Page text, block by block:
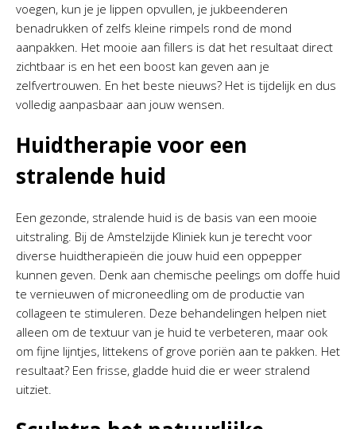
voegen, kun je je lippen opvullen, je jukbeenderen
benadrukken of zelfs kleine rimpels rond de mond
aanpakken. Het mooie aan fillers is dat het resultaat direct
zichtbaar is en het een boost kan geven aan je
zelfvertrouwen. En het beste nieuws? Het is tijdelijk en dus
volledig aanpasbaar aan jouw wensen.
Huidtherapie voor een
stralende huid
Een gezonde, stralende huid is de basis van een mooie
uitstraling. Bij de Amstelzijde Kliniek kun je terecht voor
diverse huidtherapieën die jouw huid een oppepper
kunnen geven. Denk aan chemische peelings om doffe huid
te vernieuwen of microneedling om de productie van
collageen te stimuleren. Deze behandelingen helpen niet
alleen om de textuur van je huid te verbeteren, maar ook
om fijne lijntjes, littekens of grove poriën aan te pakken. Het
resultaat? Een frisse, gladde huid die er weer stralend
uitziet.